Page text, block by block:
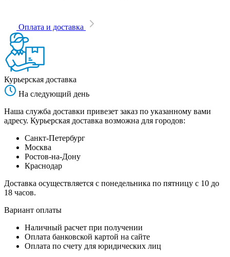
Оплата и доставка
Курьерская доставка
На следующий день
Наша служба доставки привезет заказ по указанному вами
адресу. Курьерская доставка возможна для городов:
Санкт-Петербург
Москва
Ростов-на-Дону
Краснодар
Доставка осуществляется с понедельника по пятницу с 10 до
18 часов.
Вариант оплаты
Наличный расчет при получении
Оплата банковской картой на сайте
Оплата по счету для юридических лиц